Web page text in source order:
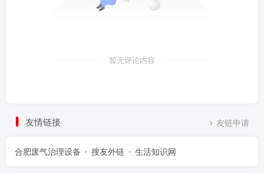
暂无评论内容
友情链接 友链申请
合肥废气治理设备 搜友外链 生活知识网